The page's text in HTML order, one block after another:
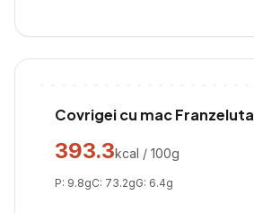
Covrigei cu mac Franzeluta
393.3kcal / 100g
P: 9.8gC: 73.2gG: 6.4g